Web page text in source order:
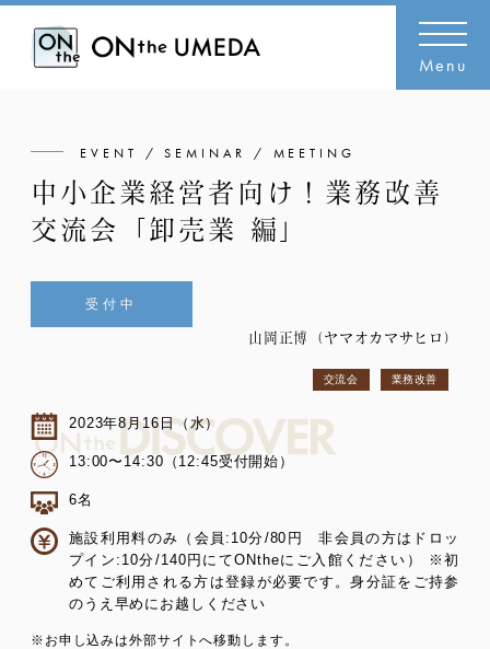
Menu
EVENT / SEMINAR / MEETING
中小企業経営者向け！業務改善
交流会「卸売業 編」
受付中
山岡正博（ヤマオカマサヒロ）
交流会 業務改善
2023年8月16日（水）
13:00〜14:30（12:45受付開始）
6名
施設利用料のみ（会員:10分/80円 非会員の方はドロッ
プイン:10分/140円にてONtheにご入館ください） ※初
めてご利用される方は登録が必要です。身分証をご持参
のうえ早めにお越しください
※お申し込みは外部サイトへ移動します。